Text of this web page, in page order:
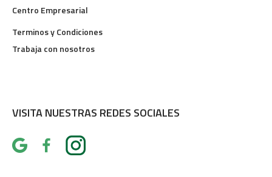
Centro Empresarial
Terminos y Condiciones
Trabaja con nosotros
VISITA NUESTRAS REDES SOCIALES